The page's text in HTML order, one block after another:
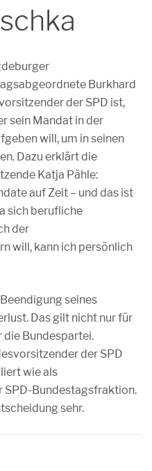
Burkhard
der SPD ist,
sein Mandat in der
will, um in seinen
Dazu erklärt die
Katja Pähle:
auf Zeit – und das ist
sich berufliche
der
will, kann ich persönlich
seines
Das gilt nicht nur für
die Bundespartei.
der SPD
wie als
SPD-Bundestagsfraktion.
sehr.